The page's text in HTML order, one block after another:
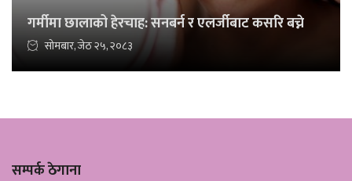
गर्मीमा छालाको हेरचाह: सनबर्न र एलर्जीबाट कसरि बच्ने
सोमबार, जेठ २५, २०८३
सम्पर्क ठेगाना